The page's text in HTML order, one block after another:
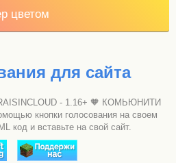
цветом
для сайта
RAISINCLOUD - 1.16+ 🧡 КОМЬЮНИТИ
кнопки голосования на своем
код и вставьте на свой сайт.